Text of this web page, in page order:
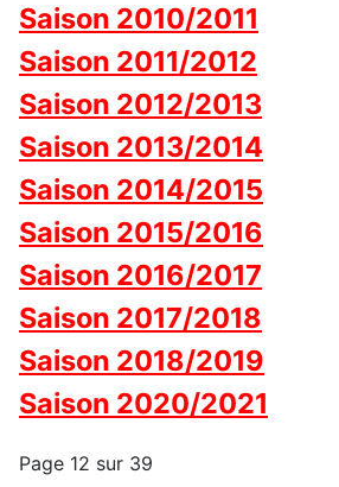
Saison 2010/2011
Saison 2011/2012
Saison 2012/2013
Saison 2013/2014
Saison 2014/2015
Saison 2015/2016
Saison 2016/2017
Saison 2017/2018
Saison 2018/2019
Saison 2020/2021
Page 12 sur 39